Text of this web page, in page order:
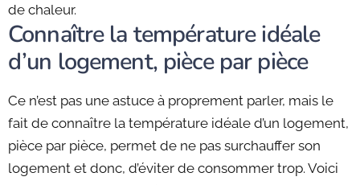
de chaleur.
Connaître la température idéale
d’un logement, pièce par pièce
Ce n’est pas une astuce à proprement parler, mais le
fait de connaître la température idéale d’un logement,
pièce par pièce, permet de ne pas surchauffer son
logement et donc, d’éviter de consommer trop. Voici